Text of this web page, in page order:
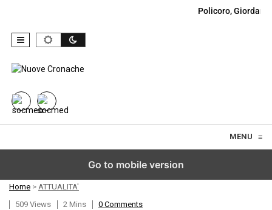
Policoro,
MENU ≡
Home > ATTUALITA'
509 Views
2 Mins 0 Comments
Go to mobile version